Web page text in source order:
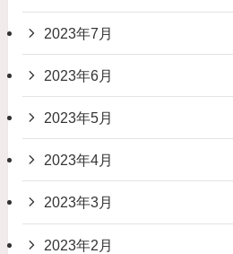
2023年7月
2023年6月
2023年5月
2023年4月
2023年3月
2023年2月